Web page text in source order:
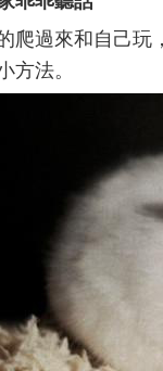
爬過來和自己
方法。